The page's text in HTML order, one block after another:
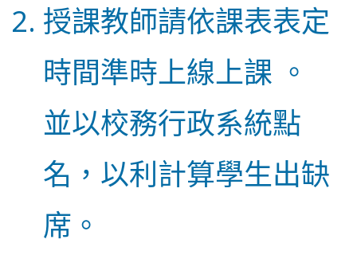
授課教師請依課表表定
時間準時上線上課 。
並以校務行政系統點
名，以利計算學生出缺
席。